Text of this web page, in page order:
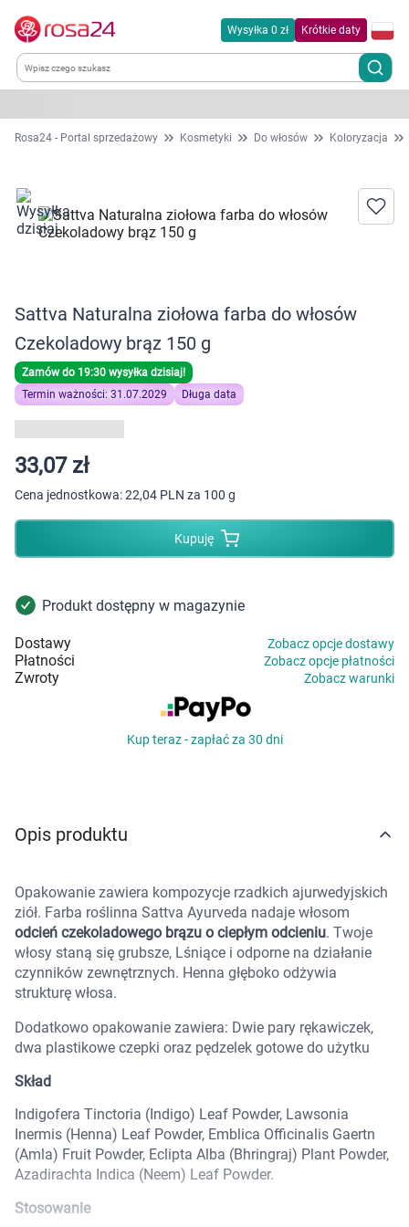
Korzystamy z plików cookies w celu
Wysyłka 0 zł Krótkie daty
Kategorie
Dla zwierząt
Zdrowie
Kobieta w ciąży i mama
Dziecko
Higiena
Kosmetyki
Mężczyzna
Zdrowy styl życia
Zabawki
Marki
Rosa24 - Portal sprzedażowy Kosmetyki Do włosów Koloryzacja
Sattva Naturalna ziołowa farba do włosów
Czekoladowy brąz 150 g
Zamów do 19:30 wysyłka dzisiaj!
Termin ważności: 31.07.2029
Długa data
33,07 zł
Cena jednostkowa:22,04 PLN za 100 g
Kupuję
Produkt dostępny w magazynie
Dostawy Zobacz opcje dostawy
Płatności Zobacz opcje płatności
Zwroty Zobacz warunki
Kup teraz - zapłać za 30 dni
Opis produktu
Opakowanie zawiera kompozycje rzadkich ajurwedyjskich
ziół. Farba roślinna Sattva Ayurveda nadaje włosom
odcień czekoladowego brązu o ciepłym odcieniu. Twoje
włosy staną się grubsze, Lśniące i odporne na działanie
czynników zewnętrznych. Henna głęboko odżywia
strukturę włosa.
Dodatkowo opakowanie zawiera: Dwie pary rękawiczek,
dwa plastikowe czepki oraz pędzelek gotowe do użytku
Skład
Indigofera Tinctoria (Indigo) Leaf Powder, Lawsonia
Inermis (Henna) Leaf Powder, Emblica Officinalis Gaertn
(Amla) Fruit Powder, Eclipta Alba (Bhringraj) Plant Powder,
Azadirachta Indica (Neem) Leaf Powder.
Stosowanie